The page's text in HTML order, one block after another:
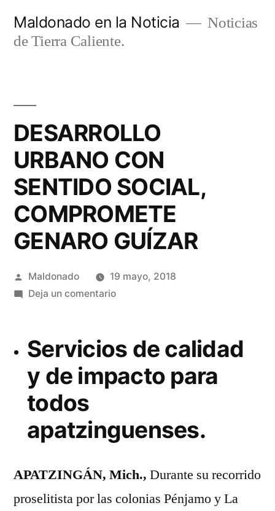
Maldonado en la Noticia
Noticias
de Tierra Caliente.
DESARROLLO
URBANO CON
SENTIDO SOCIAL,
COMPROMETE
GENARO GUÍZAR
Publicado
por
Maldonado
19 mayo, 2018
Deja un comentarioen
CON
SENTIDO
SOCIAL,
GUÍZAR
Servicios de calidad
y de impacto para
todos
apatzinguenses.
APATZINGÁN, Mich., Durante su recorrido
proselitista por las colonias Pénjamo y La